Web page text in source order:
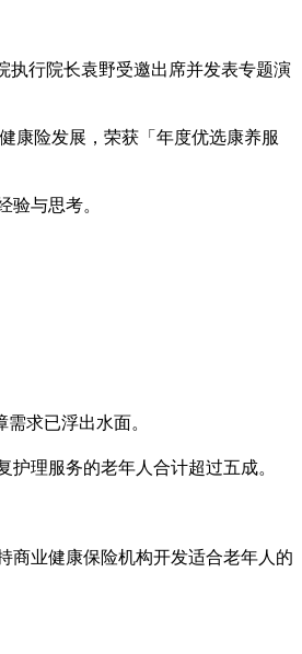
执行院长袁野受邀出席并发表专题演
康险发展，荣获「年度优选康养服
与思考。
求已浮出水面。
理服务的老年人合计超过五成。
商业健康保险机构开发适合老年人的